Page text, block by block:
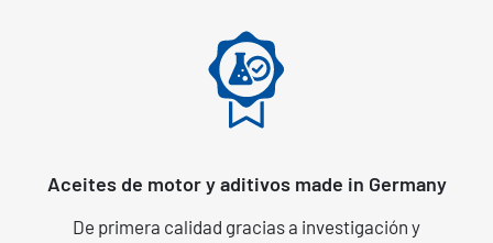
Aceites de motor y aditivos made in Germany
De primera calidad gracias a investigación y